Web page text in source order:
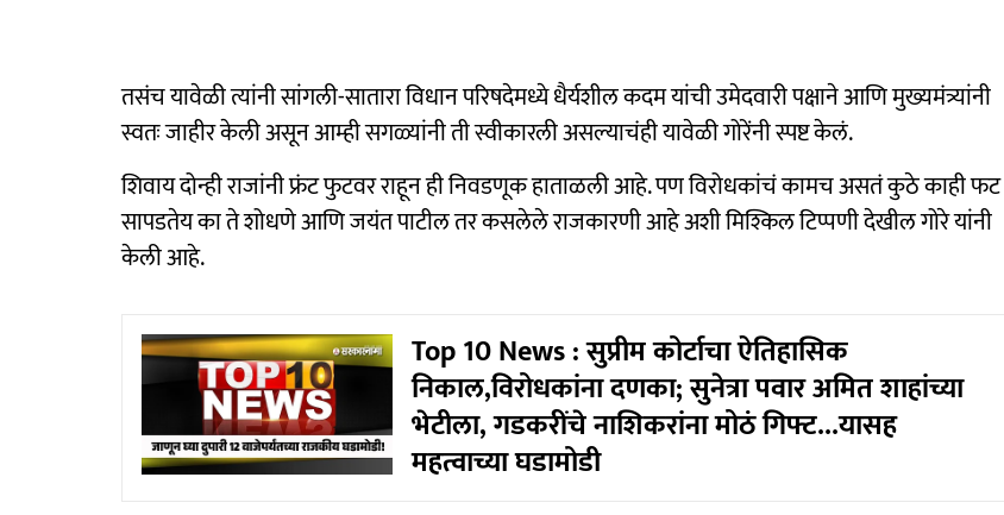
तसंच यावेळी त्यांनी सांगली-सातारा विधान परिषदेमध्ये धैर्यशील कदम यांची उमेदवारी पक्षाने आणि मुख्यमंत्र्यांनी
स्वतः जाहीर केली असून आम्ही सगळ्यांनी ती स्वीकारली असल्याचंही यावेळी गोरेंनी स्पष्ट केलं.
शिवाय दोन्ही राजांनी फ्रंट फुटवर राहून ही निवडणूक हाताळली आहे. पण विरोधकांचं कामच असतं कुठे काही फट
सापडतेय का ते शोधणे आणि जयंत पाटील तर कसलेले राजकारणी आहे अशी मिश्किल टिप्पणी देखील गोरे यांनी
केली आहे.
Top 10 News : सुप्रीम कोर्टाचा ऐतिहासिक
निकाल,विरोधकांना दणका; सुनेत्रा पवार अमित शाहांच्या
भेटीला, गडकरींचे नाशिकरांना मोठं गिफ्ट...यासह
महत्वाच्या घडामोडी